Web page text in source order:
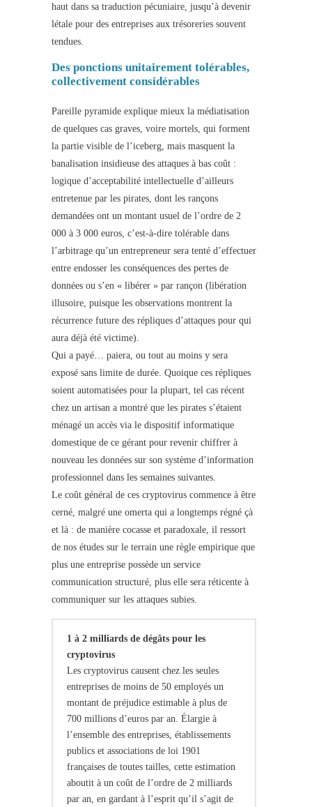
haut dans sa traduction pécuniaire, jusqu’à devenir
létale pour des entreprises aux trésoreries souvent
tendues.
Des ponctions unitairement tolérables,
collectivement considérables
Pareille pyramide explique mieux la médiatisation
de quelques cas graves, voire mortels, qui forment
la partie visible de l’iceberg, mais masquent la
banalisation insidieuse des attaques à bas coût :
logique d’acceptabilité intellectuelle d’ailleurs
entretenue par les pirates, dont les rançons
demandées ont un montant usuel de l’ordre de 2
000 à 3 000 euros, c’est-à-dire tolérable dans
l’arbitrage qu’un entrepreneur sera tenté d’effectuer
entre endosser les conséquences des pertes de
données ou s’en « libérer » par rançon (libération
illusoire, puisque les observations montrent la
récurrence future des répliques d’attaques pour qui
aura déjà été victime).
Qui a payé… paiera, ou tout au moins y sera
exposé sans limite de durée. Quoique ces répliques
soient automatisées pour la plupart, tel cas récent
chez un artisan a montré que les pirates s’étaient
ménagé un accès via le dispositif informatique
domestique de ce gérant pour revenir chiffrer à
nouveau les données sur son système d’information
professionnel dans les semaines suivantes.
Le coût général de ces cryptovirus commence à être
cerné, malgré une omerta qui a longtemps régné çà
et là : de manière cocasse et paradoxale, il ressort
de nos études sur le terrain une règle empirique que
plus une entreprise possède un service
communication structuré, plus elle sera réticente à
communiquer sur les attaques subies.
1 à 2 milliards de dégâts pour les
cryptovirus
Les cryptovirus causent chez les seules
entreprises de moins de 50 employés un
montant de préjudice estimable à plus de
700 millions d’euros par an. Élargie à
l’ensemble des entreprises, établissements
publics et associations de loi 1901
françaises de toutes tailles, cette estimation
aboutit à un coût de l’ordre de 2 milliards
par an, en gardant à l’esprit qu’il s’agit de